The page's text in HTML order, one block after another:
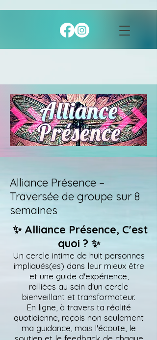
Alliance Présence –
Traversée de groupe sur 8
semaines
✨ Alliance Présence, C'est
quoi ? ✨
Un cercle intime de huit personnes
impliqués(es) dans leur mieux être
et une guide d'expérience,
ralliées au sein d'un cercle
bienveillant et transformateur.
En ligne, à travers ta réalité
quotidienne, reçois non seulement
ma guidance, mais l'écoute, le